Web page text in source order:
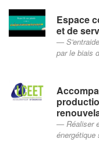
Espace
et de
par le biais
Réaliser
énergétique